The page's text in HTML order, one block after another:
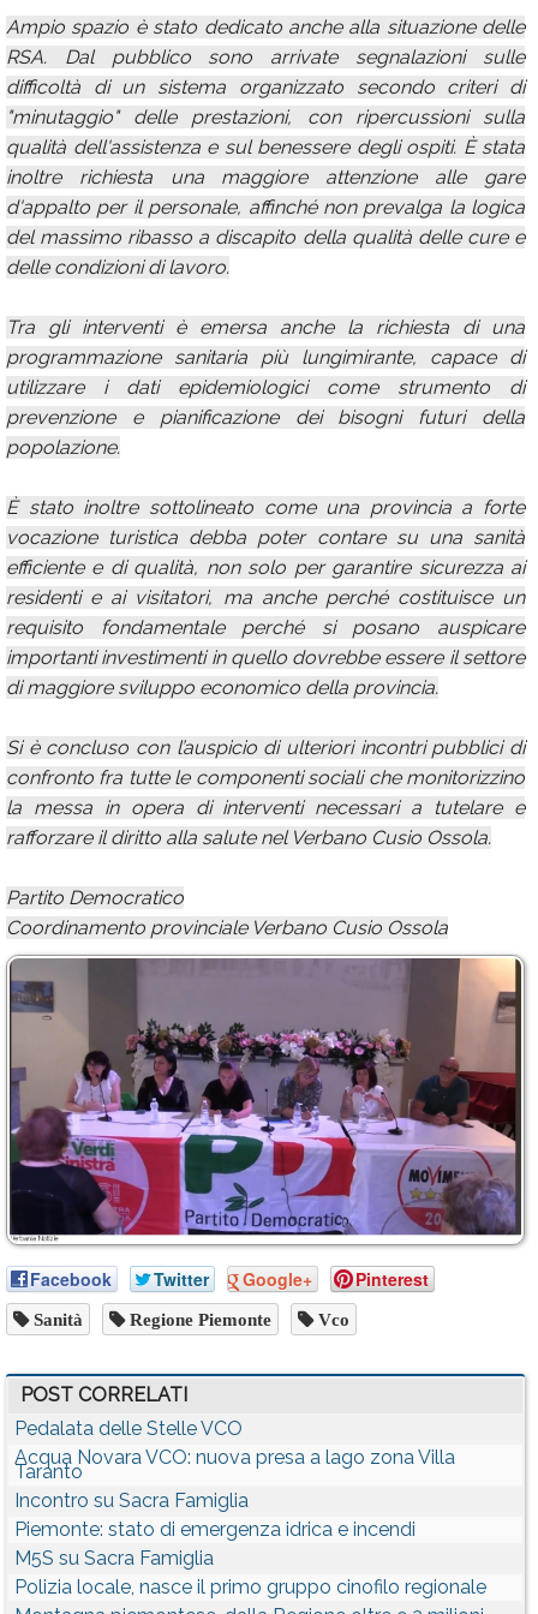
Ampio spazio è stato dedicato anche alla situazione delle
RSA. Dal pubblico sono arrivate segnalazioni sulle
difficoltà di un sistema organizzato secondo criteri di
"minutaggio" delle prestazioni, con ripercussioni sulla
qualità dell'assistenza e sul benessere degli ospiti. È stata
inoltre richiesta una maggiore attenzione alle gare
d'appalto per il personale, affinché non prevalga la logica
del massimo ribasso a discapito della qualità delle cure e
delle condizioni di lavoro.
Tra gli interventi è emersa anche la richiesta di una
programmazione sanitaria più lungimirante, capace di
utilizzare i dati epidemiologici come strumento di
prevenzione e pianificazione dei bisogni futuri della
popolazione.
È stato inoltre sottolineato come una provincia a forte
vocazione turistica debba poter contare su una sanità
efficiente e di qualità, non solo per garantire sicurezza ai
residenti e ai visitatori, ma anche perché costituisce un
requisito fondamentale perché si posano auspicare
importanti investimenti in quello dovrebbe essere il settore
di maggiore sviluppo economico della provincia.
Si è concluso con l’auspicio di ulteriori incontri pubblici di
confronto fra tutte le componenti sociali che monitorizzino
la messa in opera di interventi necessari a tutelare e
rafforzare il diritto alla salute nel Verbano Cusio Ossola.
Partito Democratico
Coordinamento provinciale Verbano Cusio Ossola
Facebook Twitter Google+ Pinterest
Sanità Regione Piemonte Vco
POST CORRELATI
Pedalata delle Stelle VCO
Acqua Novara VCO: nuova presa a lago zona Villa
Taranto
Incontro su Sacra Famiglia
Piemonte: stato di emergenza idrica e incendi
M5S su Sacra Famiglia
Polizia locale, nasce il primo gruppo cinofilo regionale